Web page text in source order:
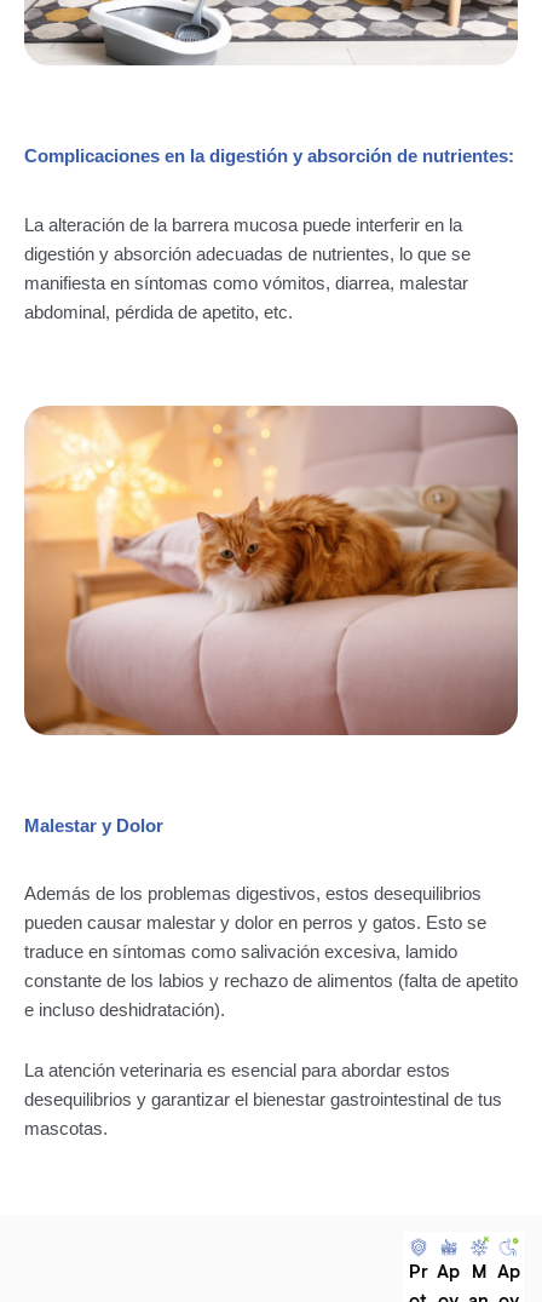
Complicaciones en la digestión y absorción de nutrientes:
La alteración de la barrera mucosa puede interferir en la
digestión y absorción adecuadas de nutrientes, lo que se
manifiesta en síntomas como vómitos, diarrea, malestar
abdominal, pérdida de apetito, etc.
Malestar y Dolor
Además de los problemas digestivos, estos desequilibrios
pueden causar malestar y dolor en perros y gatos. Esto se
traduce en síntomas como salivación excesiva, lamido
constante de los labios y rechazo de alimentos (falta de apetito
e incluso deshidratación).
La atención veterinaria es esencial para abordar estos
desequilibrios y garantizar el bienestar gastrointestinal de tus
mascotas.
Pr Ap M Ap